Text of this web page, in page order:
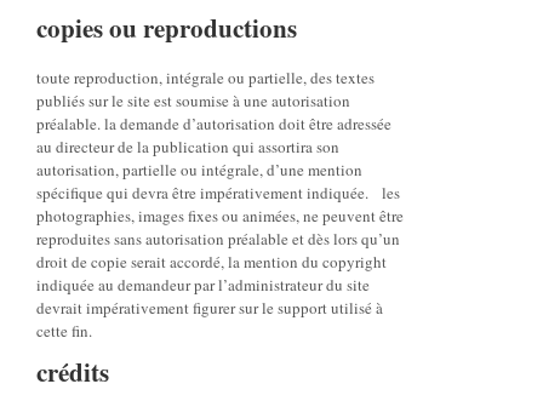
copies ou reproductions
toute reproduction, intégrale ou partielle, des textes
publiés sur le site est soumise à une autorisation
préalable. la demande d’autorisation doit être adressée
au directeur de la publication qui assortira son
autorisation, partielle ou intégrale, d’une mention
spécifique qui devra être impérativement indiquée. les
photographies, images fixes ou animées, ne peuvent être
reproduites sans autorisation préalable et dès lors qu’un
droit de copie serait accordé, la mention du copyright
indiquée au demandeur par l’administrateur du site
devrait impérativement figurer sur le support utilisé à
cette fin.
crédits